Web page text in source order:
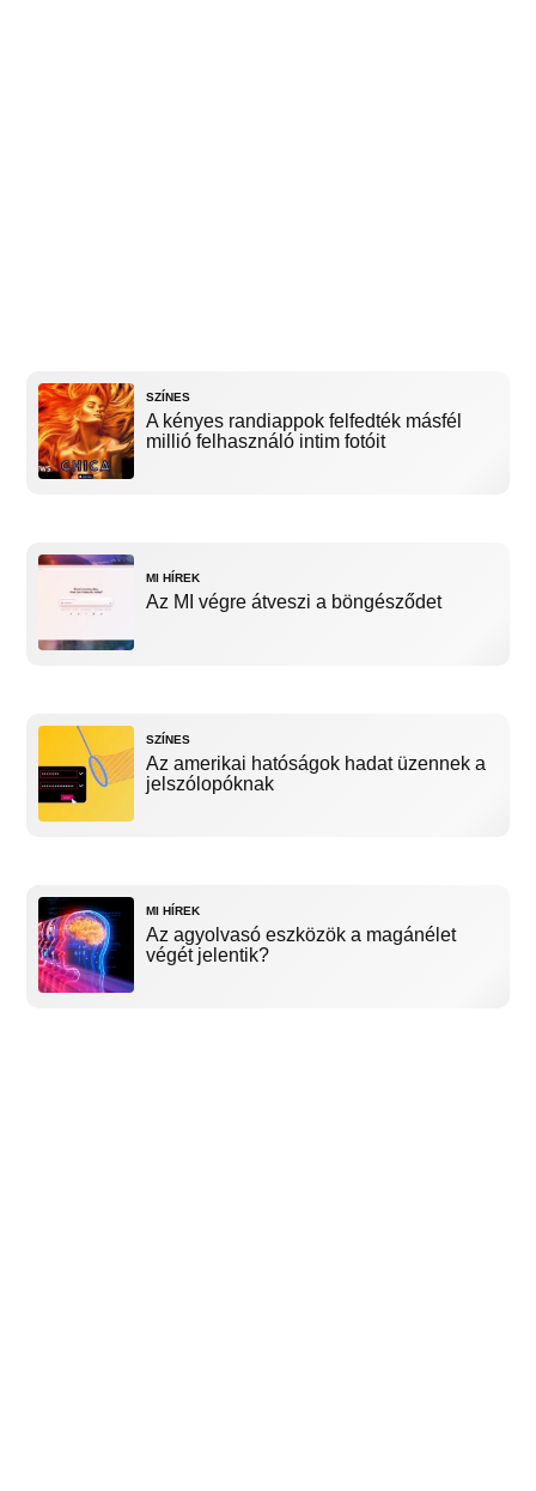
SZÍNES
A kényes randiappok felfedték másfél
millió felhasználó intim fotóit
MI HÍREK
Az MI végre átveszi a böngésződet
SZÍNES
Az amerikai hatóságok hadat üzennek a
jelszólopóknak
MI HÍREK
Az agyolvasó eszközök a magánélet
végét jelentik?